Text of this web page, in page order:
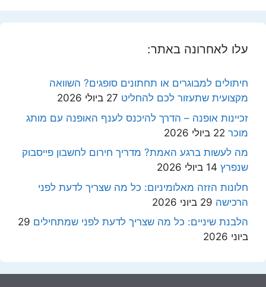
עלו לאחרונה באתר:
חיתולים למבוגרים או תחתונים סופגים? השוואה
מקצועית שתעזור לכם להחליט 27 ביולי 2026
זכיינות אופנה – הדרך להיכנס לענף האופנה עם מותג
מוכר 22 ביולי 2026
מה לעשות ברגע האמת? מדריך חירום לחשבון פייסבוק
שנפרץ 14 ביולי 2026
חלונות הזזה מאלומיניום: כל מה שצריך לדעת לפני
הרכישה 29 ביוני 2026
הלבנת שיניים: כל מה שצריך לדעת לפני שמתחילים 29
ביוני 2026